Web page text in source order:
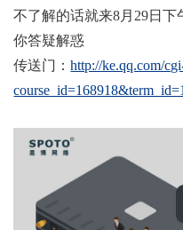
不了解的话就来8月29日下
你答疑解惑
传送门：http://ke.qq.com/